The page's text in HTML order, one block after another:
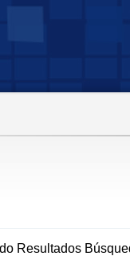
Resultados